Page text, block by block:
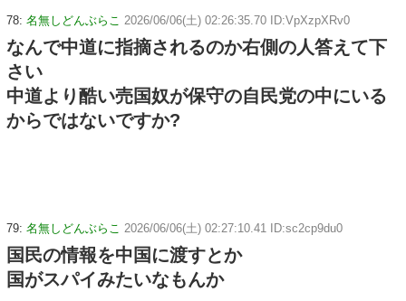
78: 名無しどんぶらこ 2026/06/06(土) 02:26:35.70 ID:VpXzpXRv0
なんで中道に指摘されるのか右側の人答えて下
さい
中道より酷い売国奴が保守の自民党の中にいる
からではないですか?
79: 名無しどんぶらこ 2026/06/06(土) 02:27:10.41 ID:sc2cp9du0
国民の情報を中国に渡すとか
国がスパイみたいなもんか